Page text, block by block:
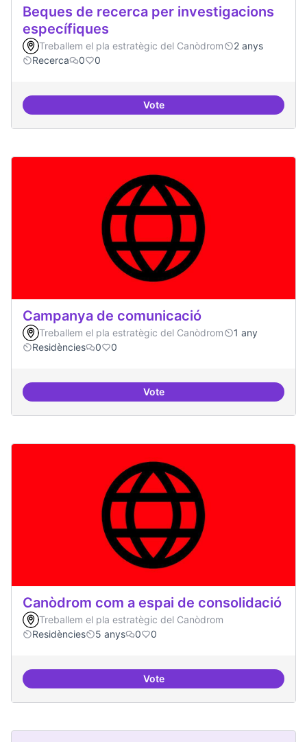
Beques de recerca per investigacions
específiques
Treballem el pla estratègic del Canòdrom
2 anys
Recerca
0 0
VoteBeques de recerca per
Campanya de comunicació
Treballem el pla estratègic del Canòdrom
1 any
Residències
0 0
VoteCampanya de comunicació
Canòdrom com a espai de consolidació
Treballem el pla estratègic del Canòdrom
Residències
5 anys 0 0
VoteCanòdrom com a espai de